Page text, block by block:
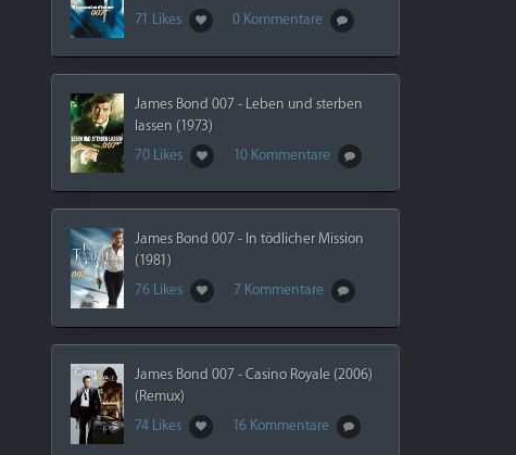
71 Likes
0 Kommentare
James Bond 007 - Leben und sterben
lassen (1973)
70 Likes
10 Kommentare
James Bond 007 - In tödlicher Mission
(1981)
76 Likes
7 Kommentare
James Bond 007 - Casino Royale (2006)
(Remux)
74 Likes
16 Kommentare